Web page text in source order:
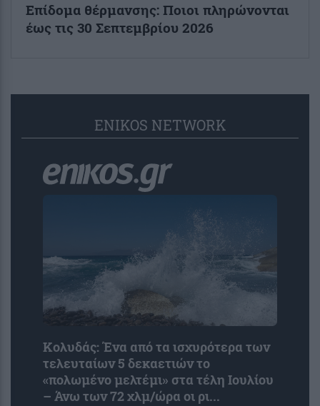
Επίδομα θέρμανσης: Ποιοι πληρώνονται
έως τις 30 Σεπτεμβρίου 2026
ENIKOS NETWORK
Κολυδάς: Ένα από τα ισχυρότερα των
τελευταίων 5 δεκαετιών το
«πολωμένο μελτέμι» στα τέλη Ιουλίου
– Άνω των 72 χλμ/ώρα οι ρι...